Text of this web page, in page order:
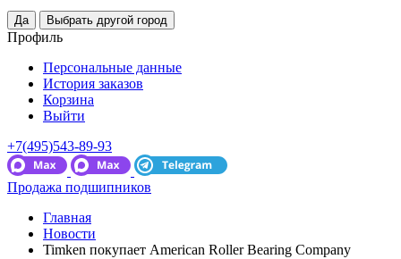
Профиль
Персональные данные
История заказов
Корзина
Выйти
+7(495)543-89-93
Продажа подшипников
Главная
Новости
Timken покупает American Roller Bearing Company